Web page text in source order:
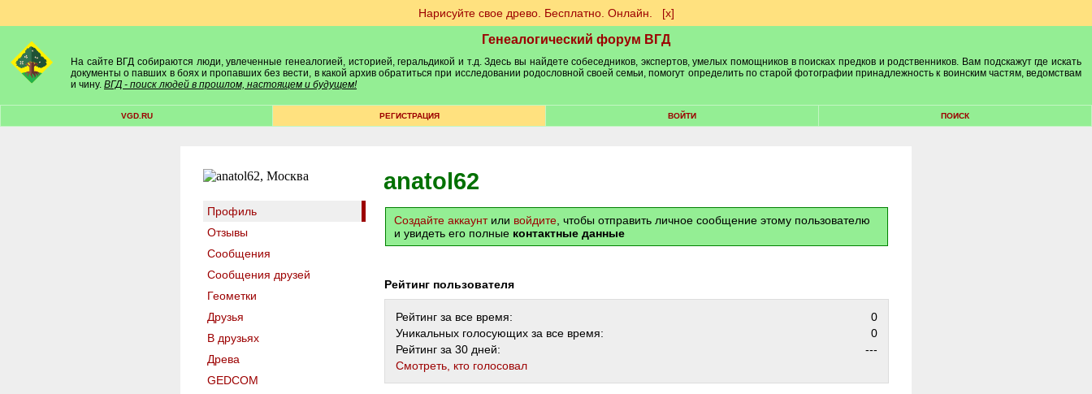
Нарисуйте свое древо. Бесплатно. Онлайн. [х]
Генеалогический форум ВГД
На сайте ВГД собираются люди, увлеченные генеалогией, историей, геральдикой и т.д. Здесь вы найдете собеседников, экспертов, умелых помощников в поисках предков и родственников. Вам подскажут где искать
документы о павших в боях и пропавших без вести, в какой архив обратиться при исследовании родословной своей семьи, помогут определить по старой фотографии принадлежность к воинским частям, ведомствам
и чину. ВГД - поиск людей в прошлом, настоящем и будущем!
VGD.RU РЕГИСТРАЦИЯ ВОЙТИ ПОИСК
Профиль
Отзывы
Сообщения
Сообщения друзей
Геометки
Друзья
В друзьях
Древа
GEDCOM
anatol62
Создайте аккаунтили войдите , чтобы отправить личное сообщение этому пользователю
и увидеть его полные контактные данные
Рейтинг пользователя
Рейтинг за все время:
0
Уникальных голосующих за все время:
0
Рейтинг за 30 дней:
---
Cмотреть, кто голосовал